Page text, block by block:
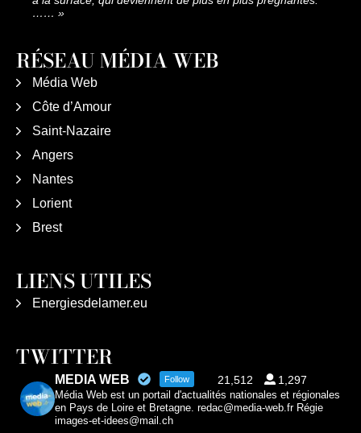
…… »
RÉSEAU MÉDIA WEB
Média Web
Côte d’Amour
Saint-Nazaire
Angers
Nantes
Lorient
Brest
LIENS UTILES
Energiesdelamer.eu
TWITTER
MEDIA WEB Follow 21,512 1,297
Média Web est un portail d'actualités nationales et régionales
en Pays de Loire et Bretagne. redac@media-web.fr Régie
images-et-idees@mail.ch